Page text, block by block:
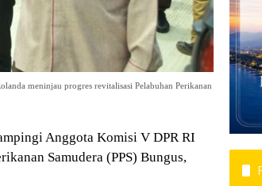
meninjau progres revitalisasi Pelabuhan Perikanan
Anggota Komisi V DPR RI
Samudera (PPS) Bungus,